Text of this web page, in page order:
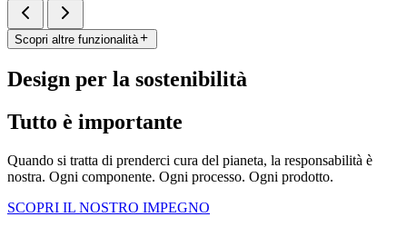
Scopri altre funzionalità
Design per la sostenibilità
Tutto è importante
Quando si tratta di prenderci cura del pianeta, la responsabilità è
nostra. Ogni componente. Ogni processo. Ogni prodotto.
SCOPRI IL NOSTRO IMPEGNO